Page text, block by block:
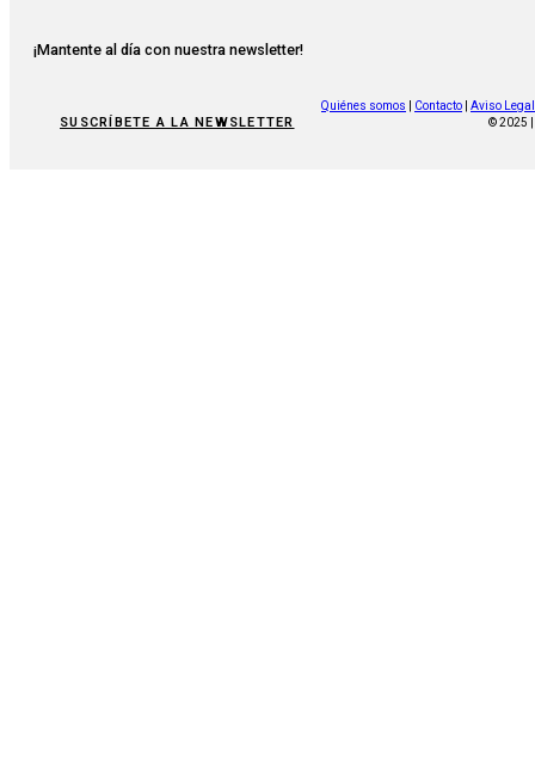
¡Mantente al día con nuestra newsletter!
SUSCRÍBETE A LA NEWSLETTER
Quiénes somos Contacto
Aviso Legal
© 2025